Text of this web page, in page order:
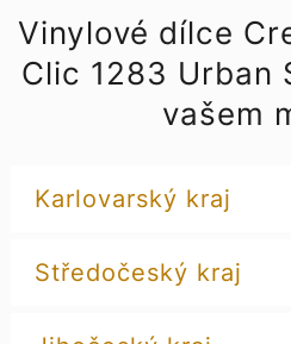
Vinylové dílce
Clic 1283 Urban
vašem
Karlovarský kraj
Středočeský kraj